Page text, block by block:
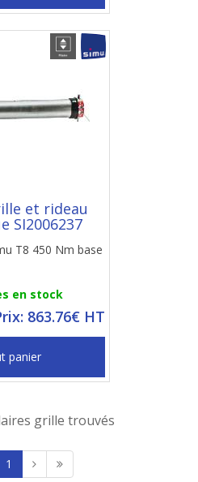
et rideau
SI2006237
T8 450 Nm base
en stock
863.76€ HT
panier
grille trouvés
1